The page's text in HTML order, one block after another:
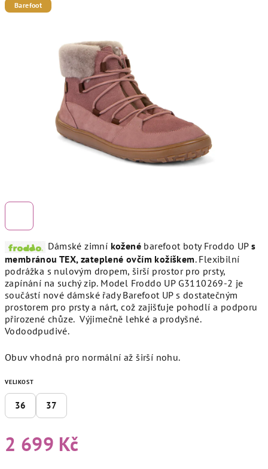
Dámské zimní kožené barefoot boty Froddo UPs
membránou TEX, zateplené ovčím kožíškem. Flexibilní
podrážka s nulovým dropem, širší prostor pro prsty,
zapínání na suchý zip. Model Froddo UP G3110269-2 je
součástí nové dámské řady Barefoot UP s dostatečným
prostorem pro prsty a nárt, což zajišťuje pohodlí a podporu
přirozené chůze. Výjimečně lehké a prodyšné.
Vodoodpudivé.
Obuv vhodná pro normální až širší nohu.
VELIKOST
36 37
2 699 Kč
5
hvězdiček.
Barefoot